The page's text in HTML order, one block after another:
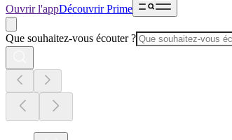
Ouvrir l'appDécouvrir Prime
Que souhaitez-vous écouter ?